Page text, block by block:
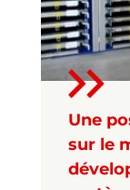
Une
sur le